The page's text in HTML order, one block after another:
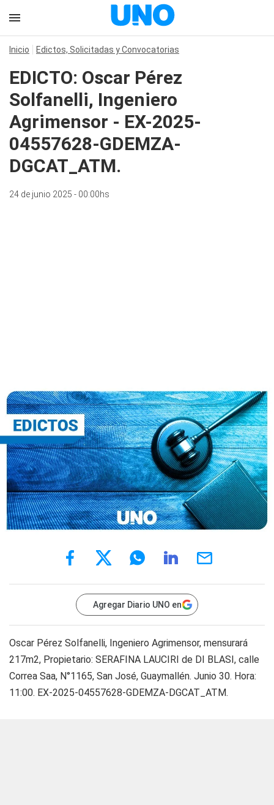
Inicio Edictos, Solicitadas y Convocatorias
EDICTO: Oscar Pérez
Solfanelli, Ingeniero
Agrimensor - EX-2025-
04557628-GDEMZA-
DGCAT_ATM.
24 de junio 2025 - 00:00hs
Agregar Diario UNO en
Oscar Pérez Solfanelli, Ingeniero Agrimensor, mensurará
217m2, Propietario: SERAFINA LAUCIRI de DI BLASI, calle
Correa Saa, N°1165, San José, Guaymallén. Junio 30. Hora:
11:00. EX-2025-04557628-GDEMZA-DGCAT_ATM.